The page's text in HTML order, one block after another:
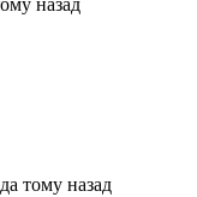
назад
тому назад